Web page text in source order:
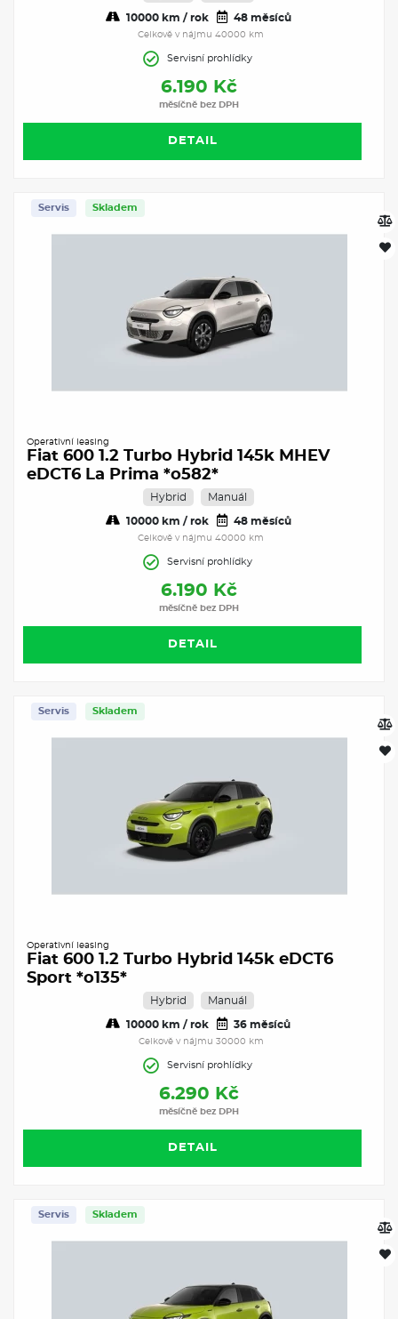
10000 km / rok 48 měsíců
Celkově v nájmu 40000 km
Servisní prohlídky
6.190 Kč
měsíčně bez DPH
DETAIL
Skladem
Servis
Operativní leasing
Fiat 600 1.2 Turbo Hybrid 145k MHEV
eDCT6 La Prima *o582*
Hybrid Manuál
10000 km / rok 48 měsíců
Celkově v nájmu 40000 km
Servisní prohlídky
6.190 Kč
měsíčně bez DPH
DETAIL
Skladem
Servis
Operativní leasing
Fiat 600 1.2 Turbo Hybrid 145k eDCT6
Sport *o135*
Hybrid Manuál
10000 km / rok 36 měsíců
Celkově v nájmu 30000 km
Servisní prohlídky
6.290 Kč
měsíčně bez DPH
DETAIL
Skladem
Servis